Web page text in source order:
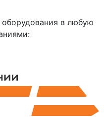
в любую